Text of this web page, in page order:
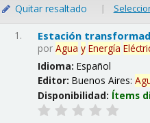
Quitar resaltado |
1. Estación
porAgua y Energía
Idioma:Español
Editor:Buenos Aires:
Disponibilidad: Ítems